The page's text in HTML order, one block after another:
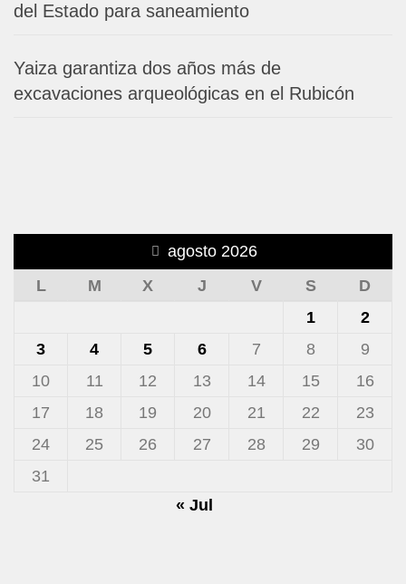
del Estado para saneamiento
Yaiza garantiza dos años más de
excavaciones arqueológicas en el Rubicón
agosto 2026
L
M X J V S
D
1
2
3
4 5 6 7 8
9
10
11 12 13 14 15
16
17
18 19 20 21 22
23
24
25 26 27 28 29
30
31
« Jul